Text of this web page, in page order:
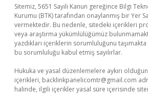
Sitemiz, 5651 Sayılı Kanun gereğince Bilgi
Kurumu (BTK) tarafından onaylanmış bir Yer
vermektedir. Bu nedenle, sitedeki içerikleri
veya araştırma yükümlülüğümüz
yazdıkları içeriklerin sorumluluğunu
bu sorumluluğu kabul etmiş sayılırlar.
Hukuka ve yasal düzenlemelere aykırı
içerikleri, backlinkpanelicomtr@gmail.com
halinde, ilgili içerikler yasal süre içerisinde